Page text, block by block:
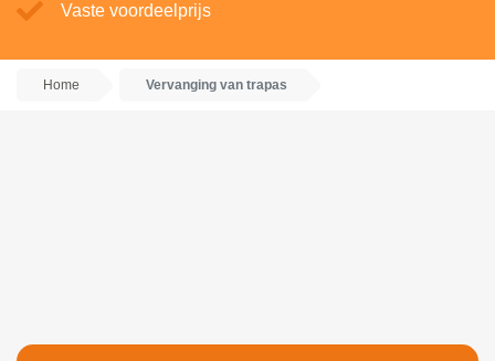
Vaste voordeelprijs
Home Vervanging van trapas